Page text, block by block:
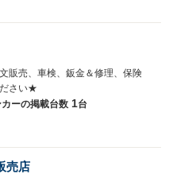
販売、車検、鈑金＆修理、保険
さい★
ーの掲載台数 1台
売店